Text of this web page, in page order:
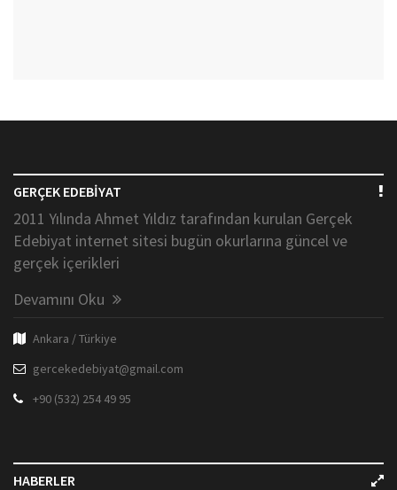
GERÇEK EDEBİYAT
2011 Yılında Ahmet Yıldız tarafından kurulan Gerçek
Edebiyat internet sitesi bugün okurlarına güncel ve
gerçek içerikleri
Devamını Oku
Ankara / Türkiye
gercekedebiyat@gmail.com
+90 (532) 254 49 95
HABERLER